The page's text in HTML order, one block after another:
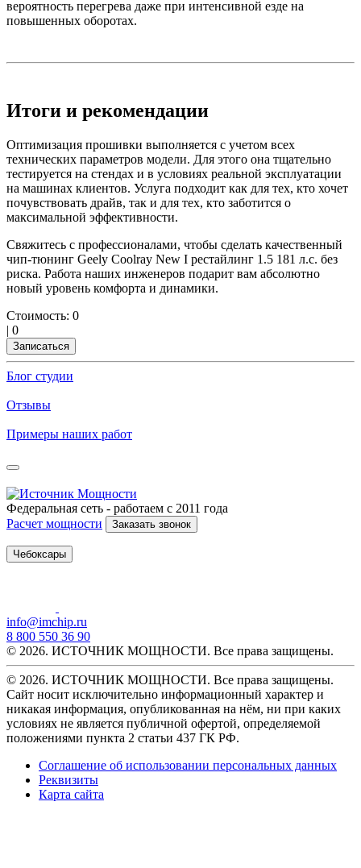
вероятность перегрева даже при интенсивной езде на
повышенных оборотах.
Итоги и рекомендации
Оптимизация прошивки выполняется с учетом всех
технических параметров модели. Для этого она тщательно
тестируется на стендах и в условиях реальной эксплуатации
на машинах клиентов. Услуга подходит как для тех, кто хочет
почувствовать драйв, так и для тех, кто заботится о
максимальной эффективности.
Свяжитесь с профессионалами, чтобы сделать качественный
чип-тюнинг Geely Coolray New I рестайлинг 1.5 181 л.с. без
риска. Работа наших инженеров подарит вам абсолютно
новый уровень комфорта и динамики.
Стоимость: 0
| 0
Записаться
Блог студии
Отзывы
Примеры наших работ
Федеральная сеть - работаем с 2011 года
Расчет мощности
Заказать звонок
Чебоксары
info@imchip.ru
8 800 550 36 90
© 2026. ИСТОЧНИК МОЩНОСТИ. Все права защищены.
© 2026. ИСТОЧНИК МОЩНОСТИ. Все права защищены.
Сайт носит исключительно информационный характер и
никакая информация, опубликованная на нём, ни при каких
условиях не является публичной офертой, определяемой
положениями пункта 2 статьи 437 ГК РФ.
Соглашение об использовании персональных данных
Реквизиты
Карта сайта